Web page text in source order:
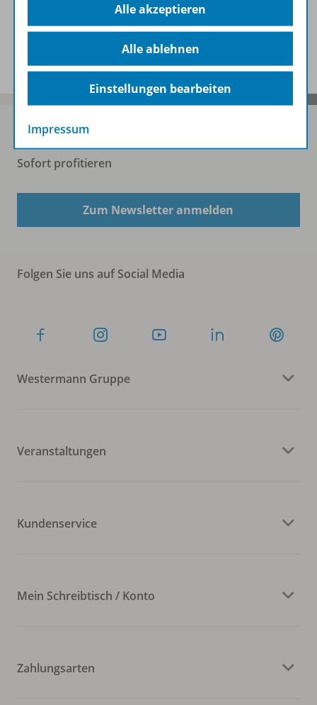
Sofort profitieren
Zum Newsletter anmelden
Folgen Sie uns auf Social Media
Westermann Gruppe
Veranstaltungen
Kundenservice
Mein Schreibtisch / Konto
Zahlungsarten
Alle akzeptieren
Alle ablehnen
Einstellungen bearbeiten
Impressum